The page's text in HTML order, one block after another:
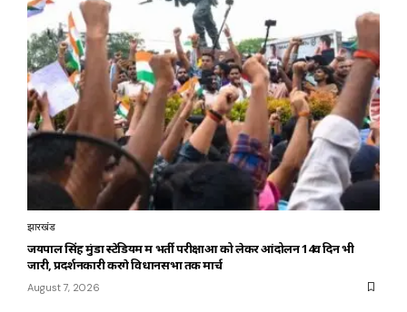
झारखंड
जयपाल सिंह मुंडा स्टेडियम में भर्ती परीक्षाओं को लेकर आंदोलन 14वें दिन भी
जारी, प्रदर्शनकारी करेंगे विधानसभा तक मार्च
August 7, 2026